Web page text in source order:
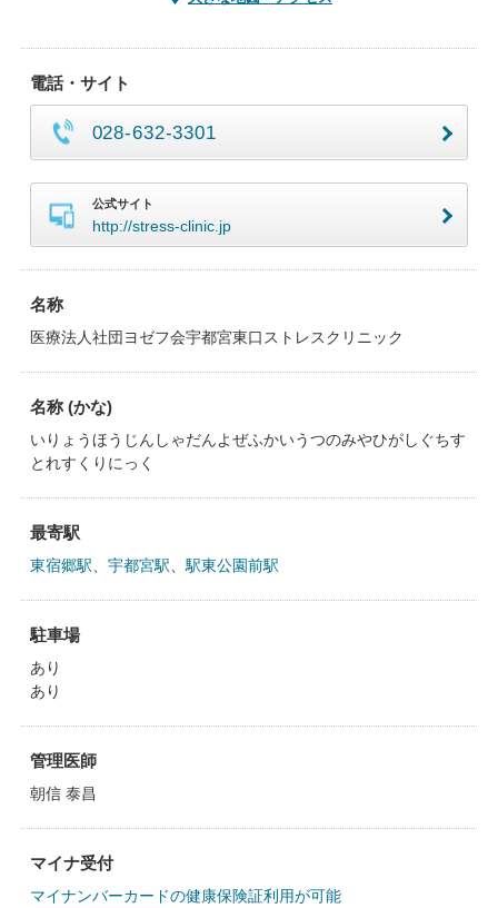
電話・サイト
028-632-3301
公式サイト
http://stress-clinic.jp
名称
医療法人社団ヨゼフ会宇都宮東口ストレスクリニック
名称 (かな)
いりょうほうじんしゃだんよぜふかいうつのみやひがしぐちす
とれすくりにっく
最寄駅
東宿郷駅 宇都宮駅 駅東公園前駅
駐車場
あり
あり
管理医師
朝信 泰昌
マイナ受付
マイナンバーカードの健康保険証利用が可能